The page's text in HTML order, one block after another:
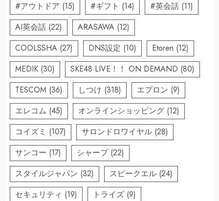
#アウトドア (15) #ギフト (14) #英会話 (11)
AI英会話 (22) ARASAWA (12)
COOLSSHA (27) DNS設定 (10) Etoren (12)
MEDIK (30) SKE48 LIVE！！ ON DEMAND (80)
TESCOM (36) しつけ (318) エプロン (9)
エレコム (45) オンラインショッピング (12)
コイズミ (107) サロンドロワイヤル (28)
サンコー (17) シャープ(22)
スタイルジャパン (32) スピークエル (24)
セキュリティ (19) トライズ (9)